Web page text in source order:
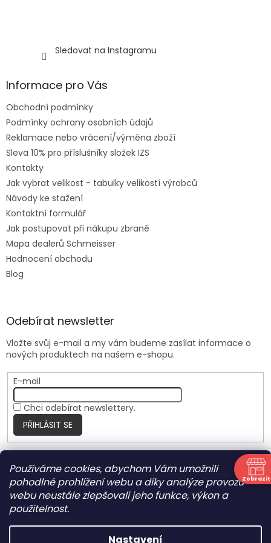
Používáme cookies, abychom Vám umožnili
pohodlné prohlížení webu a díky analýze provozu
webu neustále zlepšovali jeho funkce, výkon a
použitelnost.
Nastavení
Sledovat na Instagramu
Informace pro Vás
Obchodní podmínky
Podmínky ochrany osobních údajů
Reklamace nebo vrácení/výměna zboží
Sleva 10% pro příslušníky složek IZS
Kontakty
Jak vybrat velikost - tabulky velikostí výrobců
Návody ke stažení
Kontaktní formulář
Jak postupovat při nákupu zbraně
Mapa dealerů Schmeisser
Hodnocení obchodu
Blog
Odebírat newsletter
Vložte svůj e-mail a my vám budeme zasílat informace o
nových produktech na našem e-shopu.
E-mail
Chci odebírat newslettery.
PŘIHLÁSIT SE
Nite Ize Czech
Vytvořil Shoptet
Zobrazit